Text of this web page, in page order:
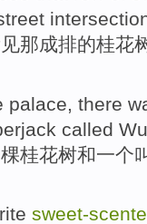
那成排的桂花
palace, there
called
棵桂花树和一个
sweet-